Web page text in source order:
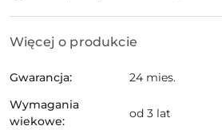
Więcej o produkcie
Gwarancja:
24 mies.
Wymagania
wiekowe:
od 3 lat